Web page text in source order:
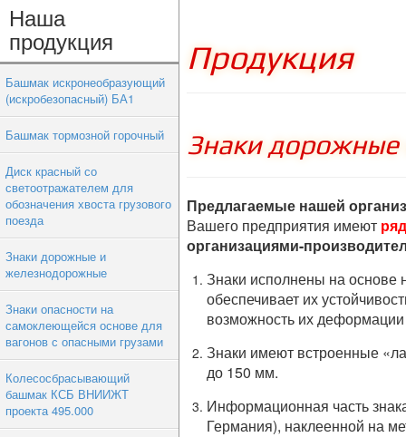
Наша
продукция
Башмак искронеобразующий
(искробезопасный) БА1
Башмак тормозной горочный
Диск красный со
светоотражателем для
обозначения хвоста грузового
поезда
Знаки дорожные и
железнодорожные
Знаки опасности на
самоклеющейся основе для
вагонов с опасными грузами
Колесосбрасывающий
башмак КСБ ВНИИЖТ
проекта 495.000
Продукция
Знаки
Предлагаемые нашей
Вашего предприятия имеют
организациями-
Знаки исполнены на
обеспечивает их
возможность их деформации
Знаки имеют встроенные
до 150 мм.
Информационная часть
Германия), наклеенной на